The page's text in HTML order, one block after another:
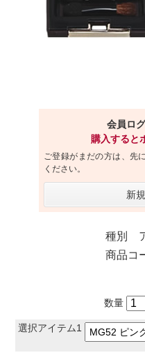
会員ロ
購入すると
ご登録がまだの方は、先
ください。
新
種別
商品コ
数量
選択アイテム1